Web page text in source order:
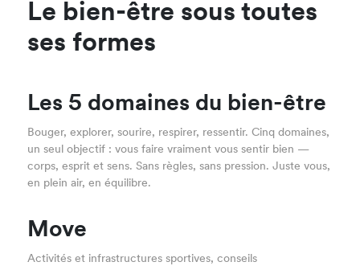
Le bien-être sous toutes
ses formes
Les 5 domaines du bien-être
Bouger, explorer, sourire, respirer, ressentir. Cinq domaines,
un seul objectif : vous faire vraiment vous sentir bien —
corps, esprit et sens. Sans règles, sans pression. Juste vous,
en plein air, en équilibre.
Move
Activités et infrastructures sportives, conseils